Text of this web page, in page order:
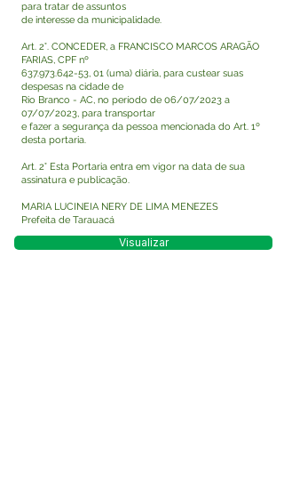
para tratar de assuntos
de interesse da municipalidade.
Art. 2°. CONCEDER, a FRANCISCO MARCOS ARAGÃO
FARIAS, CPF nº
637.973.642-53, 01 (uma) diária, para custear suas
despesas na cidade de
Rio Branco - AC, no período de 06/07/2023 a
07/07/2023, para transportar
e fazer a segurança da pessoa mencionada do Art. 1º
desta portaria.
Art. 2° Esta Portaria entra em vigor na data de sua
assinatura e publicação.
MARIA LUCINEIA NERY DE LIMA MENEZES
Prefeita de Tarauacá
Visualizar